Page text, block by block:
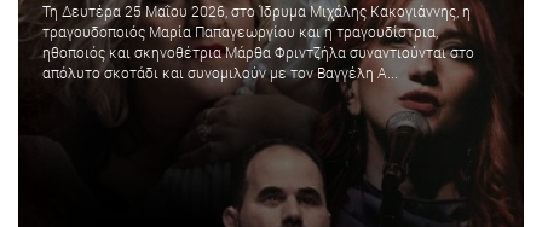
Τη Δευτέρα 25 Μαΐου 2026, στο Ίδρυμα Μιχάλης Κακογιάννης, η
τραγουδοποιός Μαρία Παπαγεωργίου και η τραγουδίστρια,
ηθοποιός και σκηνοθέτρια Μάρθα Φριντζήλα συναντιούνται στο
απόλυτο σκοτάδι και συνομιλούν με τον Βαγγέλη Α...